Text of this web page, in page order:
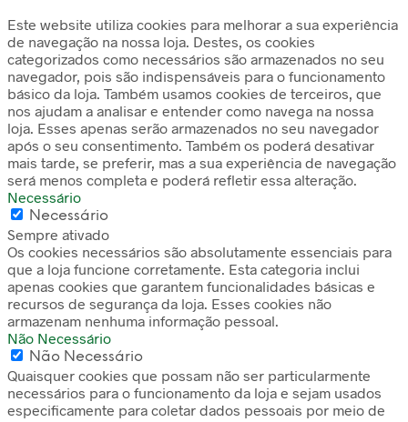
Este website utiliza cookies para melhorar a sua experiência
de navegação na nossa loja. Destes, os cookies
categorizados como necessários são armazenados no seu
navegador, pois são indispensáveis para o funcionamento
básico da loja. Também usamos cookies de terceiros, que
nos ajudam a analisar e entender como navega na nossa
loja. Esses apenas serão armazenados no seu navegador
após o seu consentimento. Também os poderá desativar
mais tarde, se preferir, mas a sua experiência de navegação
será menos completa e poderá refletir essa alteração.
Necessário
Necessário
Sempre ativado
Os cookies necessários são absolutamente essenciais para
que a loja funcione corretamente. Esta categoria inclui
apenas cookies que garantem funcionalidades básicas e
recursos de segurança da loja. Esses cookies não
armazenam nenhuma informação pessoal.
Não Necessário
Não Necessário
Quaisquer cookies que possam não ser particularmente
necessários para o funcionamento da loja e sejam usados
especificamente para coletar dados pessoais por meio de